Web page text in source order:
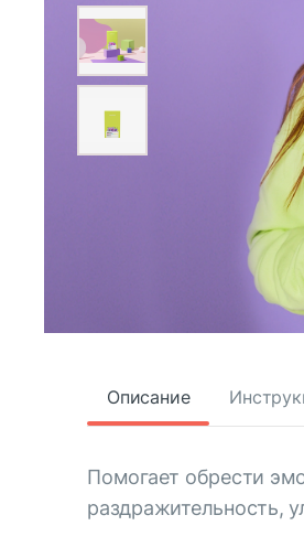
Описание
Помогает обрести
раздражительность,